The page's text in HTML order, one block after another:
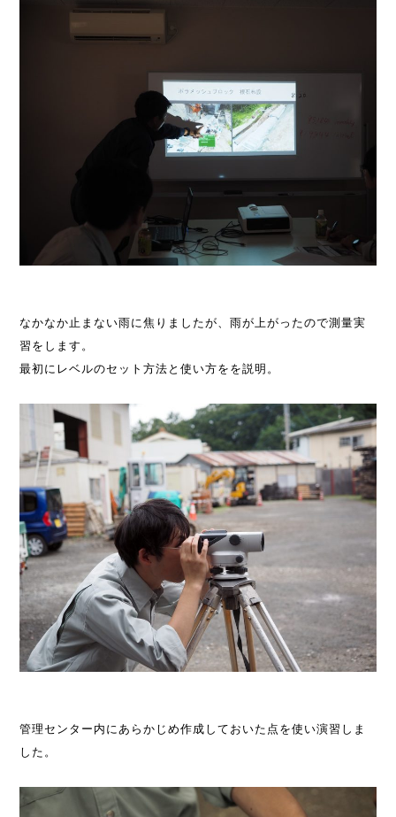
なかなか止まない雨に焦りましたが、雨が上がったので測量実
習をします。
最初にレベルのセット方法と使い方をを説明。
管理センター内にあらかじめ作成しておいた点を使い演習しま
した。